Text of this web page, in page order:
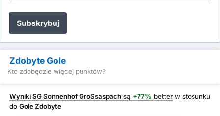
Subskrybuj
Zdobyte Gole
Kto zdobędzie więcej punktów?
Wyniki SG Sonnenhof GroSsaspach są +77% better w stosunku
do Gole Zdobyte